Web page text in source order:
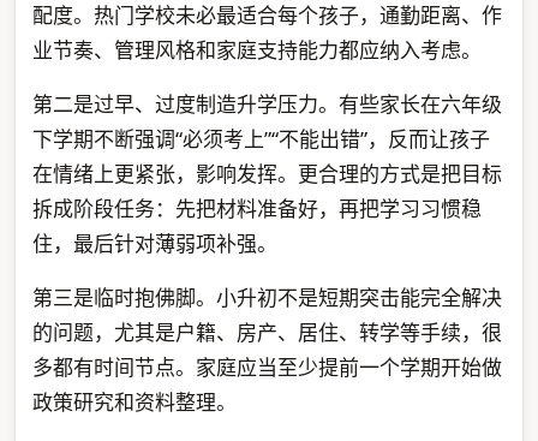
配度。热门学校未必最适合每个孩子，通勤距离、作
业节奏、管理风格和家庭支持能力都应纳入考虑。
第二是过早、过度制造升学压力。有些家长在六年级
下学期不断强调“必须考上”“不能出错”，反而让孩子
在情绪上更紧张，影响发挥。更合理的方式是把目标
拆成阶段任务：先把材料准备好，再把学习习惯稳
住，最后针对薄弱项补强。
第三是临时抱佛脚。小升初不是短期突击能完全解决
的问题，尤其是户籍、房产、居住、转学等手续，很
多都有时间节点。家庭应当至少提前一个学期开始做
政策研究和资料整理。